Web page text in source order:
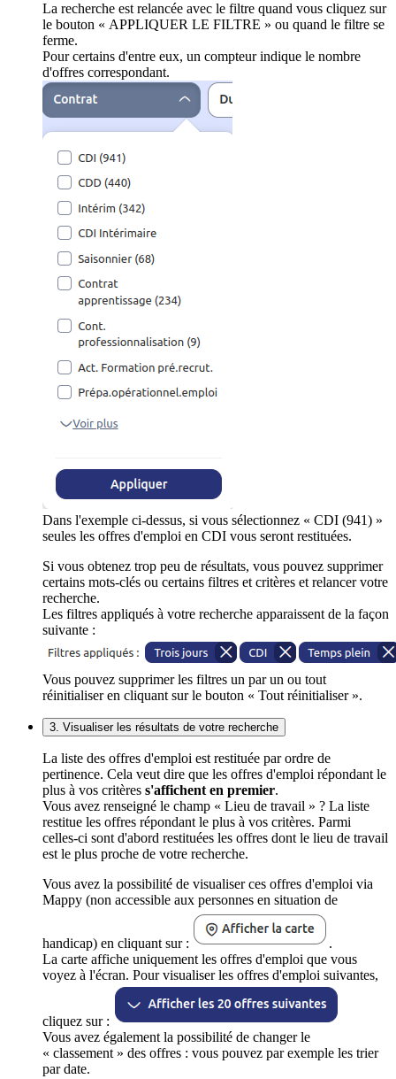
La recherche est relancée avec le filtre quand vous cliquez sur
le bouton « APPLIQUER LE FILTRE » ou quand le filtre se
ferme.
Pour certains d'entre eux, un compteur indique le nombre
d'offres correspondant.
Dans l'exemple ci-dessus, si vous sélectionnez « CDI (941) »
seules les offres d'emploi en CDI vous seront restituées.
Si vous obtenez trop peu de résultats, vous pouvez supprimer
certains mots-clés ou certains filtres et critères et relancer votre
recherche.
Les filtres appliqués à votre recherche apparaissent de la façon
suivante :
Vous pouvez supprimer les filtres un par un ou tout
réinitialiser en cliquant sur le bouton « Tout réinitialiser ».
3. Visualiser les résultats de votre recherche
La liste des offres d'emploi est restituée par ordre de
pertinence. Cela veut dire que les offres d'emploi répondant le
plus à vos critères s'affichent en premier.
Vous avez renseigné le champ « Lieu de travail » ? La liste
restitue les offres répondant le plus à vos critères. Parmi
celles-ci sont d'abord restituées les offres dont le lieu de travail
est le plus proche de votre recherche.
Vous avez la possibilité de visualiser ces offres d'emploi via
Mappy (non accessible aux personnes en situation de
handicap) en cliquant sur :
.
La carte affiche uniquement les offres d'emploi que vous
voyez à l'écran. Pour visualiser les offres d'emploi suivantes,
cliquez sur :
Vous avez également la possibilité de changer le
« classement » des offres : vous pouvez par exemple les trier
par date.